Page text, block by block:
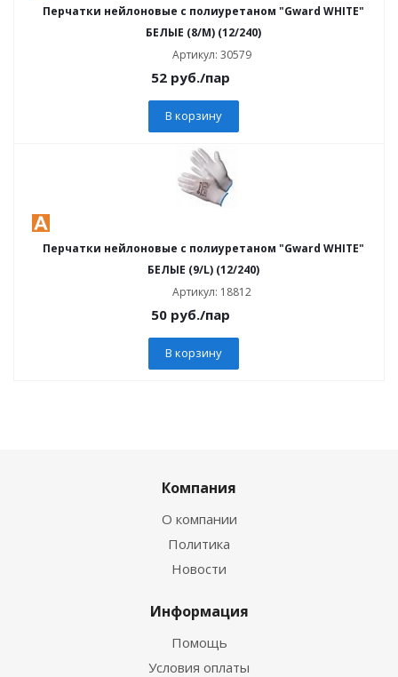
Перчатки нейлоновые с полиуретаном "Gward WHITE"
БЕЛЫЕ (8/M) (12/240)
Артикул: 30579
52руб./пар
В корзину
Перчатки нейлоновые с полиуретаном "Gward WHITE"
БЕЛЫЕ (9/L) (12/240)
Артикул: 18812
50руб./пар
В корзину
Компания
О компании
Политика
Новости
Информация
Помощь
Условия оплаты